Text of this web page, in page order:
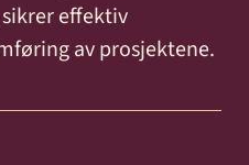
effektiv
av prosjektene.